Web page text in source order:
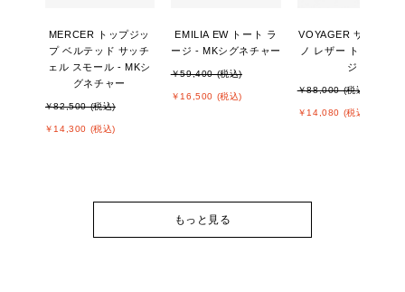
MERCER トップジッ
プ ベルテッド サッチ
ェル スモール - MKシ
グネチャー
￥82,500 (税込)
￥14,300 (税込)
EMILIA EW トート ラ
ージ - MKシグネチャー
￥59,400 (税込)
￥16,500 (税込)
VOYAGER サフィア
ノ レザー トート ラー
ジ
￥88,000 (税込)
￥14,080 (税込)
もっと見る